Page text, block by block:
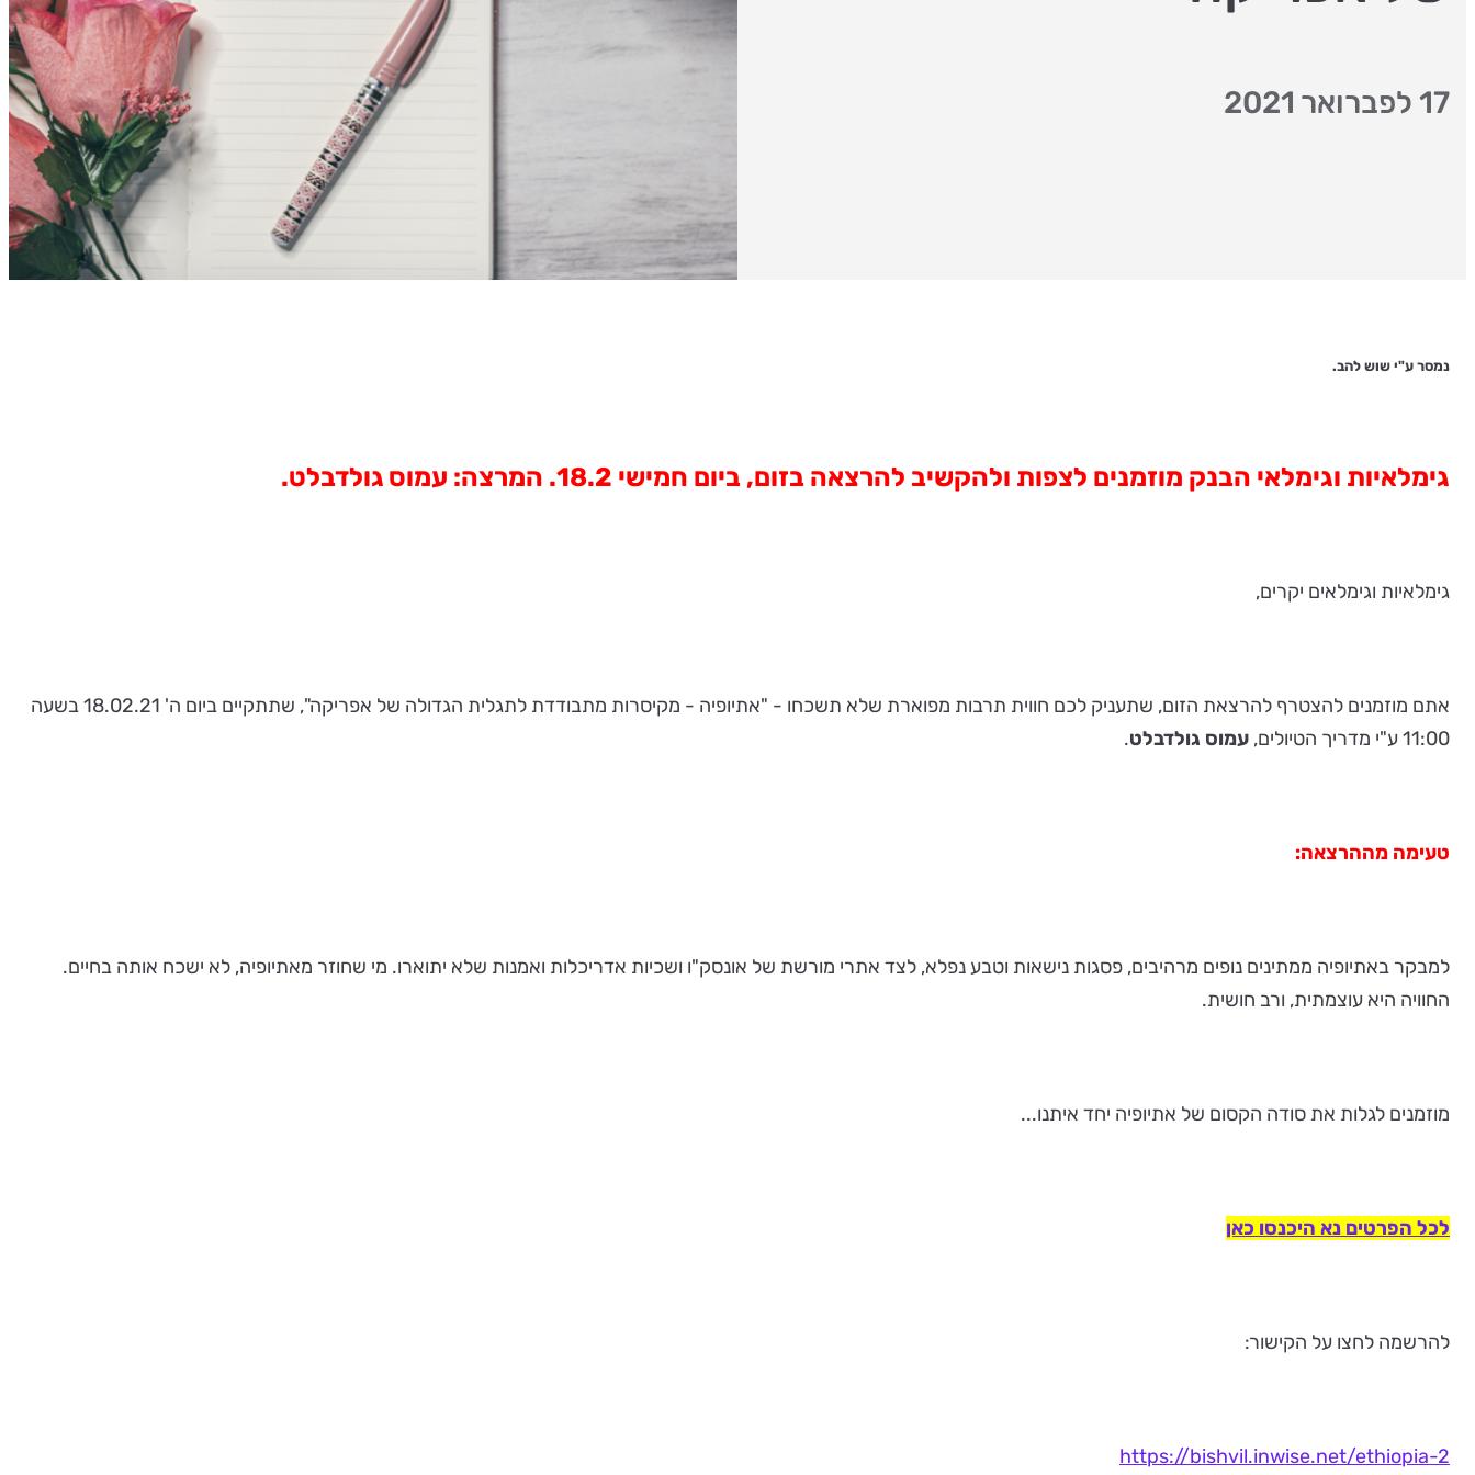
17 לפברואר 2021
נמסר ע"י שוש להב.
גימלאיות וגימלאי הבנק מוזמנים לצפות ולהקשיב להרצאה בזום, ביום חמישי 18.2. המרצה: עמוס גולדבלט.
גימלאיות וגימלאים יקרים,
אתם מוזמנים להצטרף להרצאת הזום, שתעניק לכם חווית תרבות מפוארת שלא תשכחו - "אתיופיה - מקיסרות מתבודדת לתגלית הגדולה של אפריקה", שתתקיים ביום ה' 18.02.21 בשעה
11:00 ע"י מדריך הטיולים,
עמוס גולדבלט.
טעימה מההרצאה:
למבקר באתיופיה ממתינים נופים מרהיבים, פסגות נישאות וטבע נפלא, לצד אתרי מורשת של אונסק"ו ושכיות אדריכלות ואמנות שלא יתוארו. מי שחוזר מאתיופיה, לא ישכח אותה בחיים.
החוויה היא עוצמתית, ורב חושית.
מוזמנים לגלות את סודה הקסום של אתיופיה יחד איתנו...
לכל הפרטים נא היכנסו כאן
להרשמה לחצו על הקישור:
https://bishvil.inwise.net/ethiopia-2